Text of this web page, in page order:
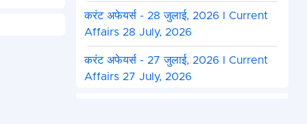
करंट अफेयर्स - 28 जुलाई, 2026 I Current
Affairs 28 July, 2026
करंट अफेयर्स - 27 जुलाई, 2026 I Current
Affairs 27 July, 2026